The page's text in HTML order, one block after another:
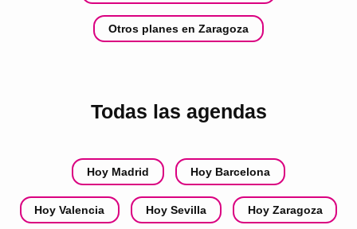
Otros planes en Zaragoza
Todas las agendas
Hoy Madrid Hoy Barcelona
Hoy Valencia Hoy Sevilla Hoy Zaragoza